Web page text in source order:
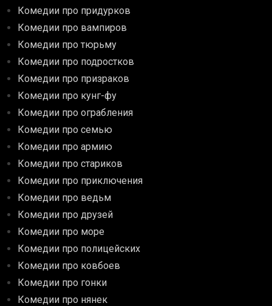
Комедии про придурков
Комедии про вампиров
Комедии про тюрьму
Комедии про подростков
Комедии про призраков
Комедии про кунг-фу
Комедии про ограбления
Комедии про семью
Комедии про армию
Комедии про стариков
Комедии про приключения
Комедии про ведьм
Комедии про друзей
Комедии про море
Комедии про полицейских
Комедии про ковбоев
Комедии про гонки
Комедии про нянек